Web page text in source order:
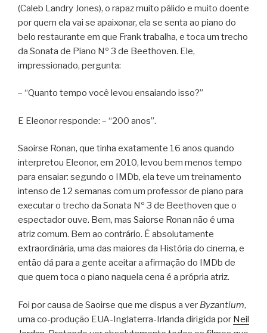
(Caleb Landry Jones), o rapaz muito pálido e muito doente
por quem ela vai se apaixonar, ela se senta ao piano do
belo restaurante em que Frank trabalha, e toca um trecho
da Sonata de Piano Nº 3 de Beethoven. Ele,
impressionado, pergunta:
– “Quanto tempo você levou ensaiando isso?”
E Eleonor responde: – “200 anos”.
Saoirse Ronan, que tinha exatamente 16 anos quando
interpretou Eleonor, em 2010, levou bem menos tempo
para ensaiar: segundo o IMDb, ela teve um treinamento
intenso de 12 semanas com um professor de piano para
executar o trecho da Sonata Nº 3 de Beethoven que o
espectador ouve. Bem, mas Saiorse Ronan não é uma
atriz comum. Bem ao contrário. É absolutamente
extraordinária, uma das maiores da História do cinema, e
então dá para a gente aceitar a afirmação do IMDb de
que quem toca o piano naquela cena é a própria atriz.
Foi por causa de Saoirse que me dispus a ver Byzantium,
uma co-produção EUA-Inglaterra-Irlanda dirigida por Neil